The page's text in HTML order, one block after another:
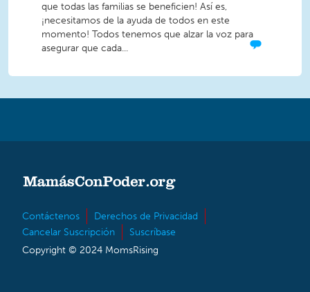
que todas las familias se beneficien! Así es,
¡necesitamos de la ayuda de todos en este
momento! Todos tenemos que alzar la voz para
asegurar que cada...
Contáctenos
Derechos de Privacidad
Cancelar Suscripción
Suscríbase
Copyright © 2024 MomsRising